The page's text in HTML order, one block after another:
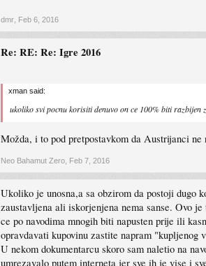
dmr Feb 6, 2016
Re: RE: Re: Igre 2016
xman said:
ukoliko svi pocnu korisiti denuvo on ce 100% biti razbijen
Možda, i to pod pretpostavkom da Austrijanci
Neo Bahamut Zero Feb 7, 2016
Ukoliko je unosna,a sa obzirom da postoji
zaustavljena ali iskorjenjena nema sanse. Ovo
ce po navodima mnogih biti napusten prije ili
opravdavati kupovinu zastite napram "kupljenog
U nekom dokumentarcu skoro sam naletio na
umrezavalo putem interneta jer sve ih je vise i